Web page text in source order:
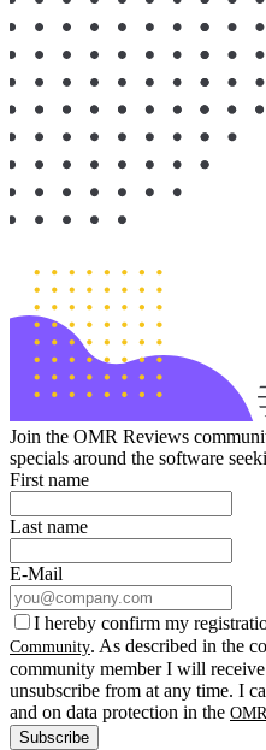
Join the OMR Reviews
specials around the software
First name
Last name
E-Mail
I hereby confirm my
Community. As described in the
community member I will
unsubscribe from at any time. I
and on data protection in the
Subscribe